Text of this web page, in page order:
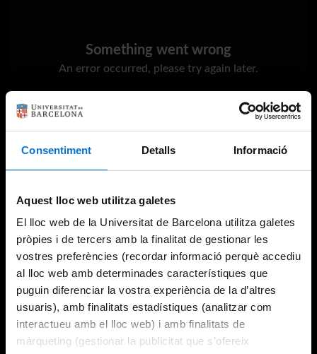
Consentiment Detalls Informació
Aquest lloc web utilitza galetes
El lloc web de la Universitat de Barcelona utilitza galetes
pròpies i de tercers amb la finalitat de gestionar les
vostres preferències (recordar informació perquè accediu
al lloc web amb determinades característiques que
puguin diferenciar la vostra experiència de la d’altres
usuaris), amb finalitats estadístiques (analitzar com
interactueu amb el lloc web) i amb finalitats de
màrqueting (gestionar la publicitat que s’ofereix
Something went wrong
An error occurred, please try again later.
Try again